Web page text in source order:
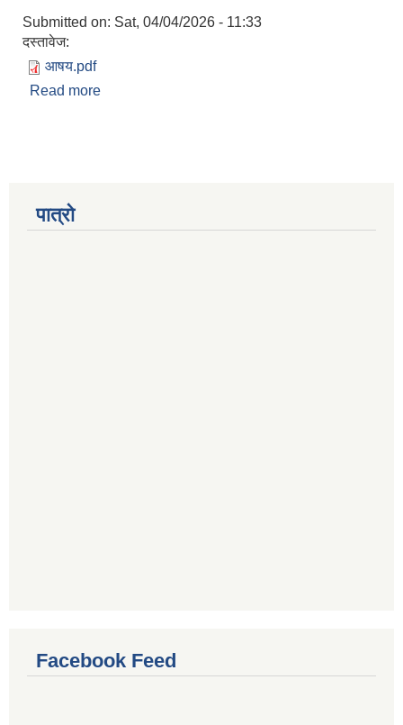
Submitted on: Sat, 04/04/2026 - 11:33
दस्तावेज:
आषय.pdf
Read more
पात्रो
Facebook Feed